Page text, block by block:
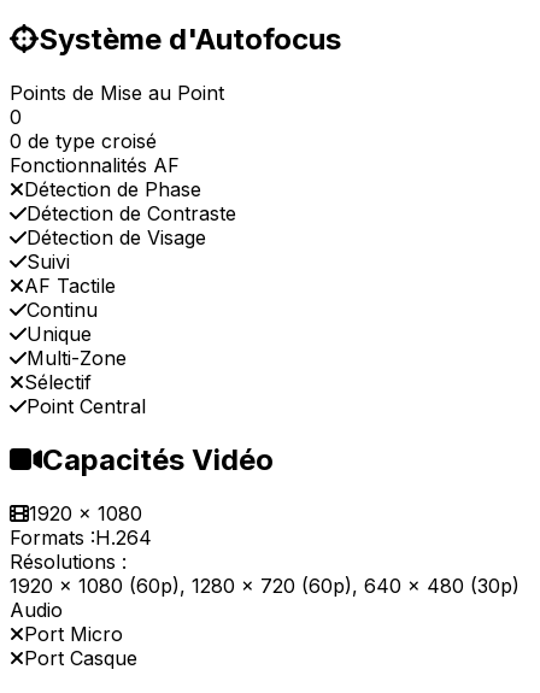
Système d'Autofocus
Points de Mise au Point
0
0 de type croisé
Fonctionnalités AF
Détection de Phase
Détection de Contraste
Détection de Visage
Suivi
AF Tactile
Continu
Unique
Multi-Zone
Sélectif
Point Central
Capacités Vidéo
1920 x 1080
Formats :H.264
Résolutions :
1920 x 1080 (60p), 1280 x 720 (60p), 640 x 480 (30p)
Audio
Port Micro
Port Casque